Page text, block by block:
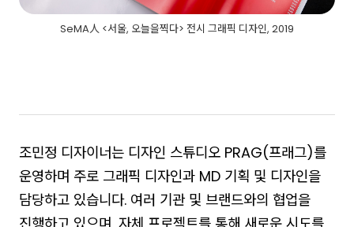
SeMA人 <서울, 오늘을찍다> 전시 그래픽 디자인, 2019
조민정 디자이너는 디자인 스튜디오 PRAG(프래그)를
운영하며 주로 그래픽 디자인과 MD 기획 및 디자인을
담당하고 있습니다. 여러 기관 및 브랜드와의 협업을